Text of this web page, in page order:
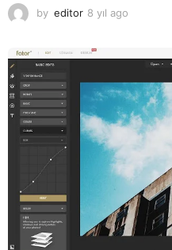
by editor 8 yıl ago
l
g
o